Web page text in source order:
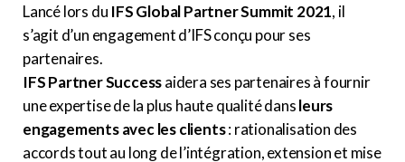
Lancé lors du IFS Global Partner Summit 2021, il
s’agit d’un engagement d’IFS conçu pour ses
partenaires.
IFS Partner Successaidera ses partenaires à fournir
une expertise de la plus haute qualité dansleurs
engagements avec les clients: rationalisation des
accords tout au long de l’intégration, extension et mise